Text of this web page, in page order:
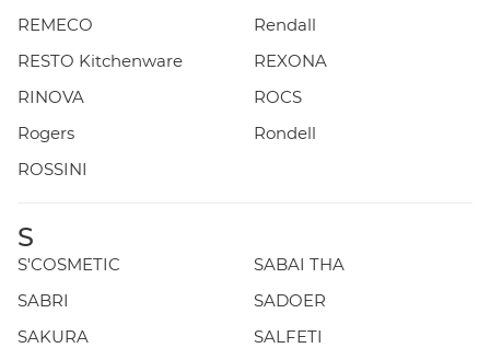
REMECO
Rendall
RESTO Kitchenware
REXONA
RINOVA
ROCS
Rogers
Rondell
ROSSINI
S
S'COSMETIC
SABAI THA
SABRI
SADOER
SAKURA
SALFETI